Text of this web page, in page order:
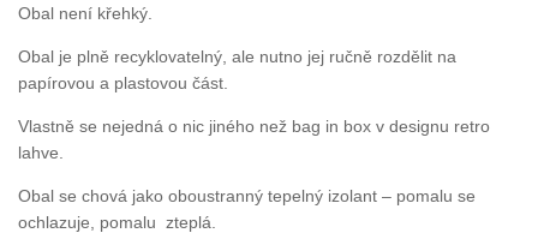
Obal není křehký.
Obal je plně recyklovatelný, ale nutno jej ručně rozdělit na
papírovou a plastovou část.
Vlastně se nejedná o nic jiného než bag in box v designu retro
lahve.
Obal se chová jako oboustranný tepelný izolant – pomalu se
ochlazuje, pomalu zteplá.